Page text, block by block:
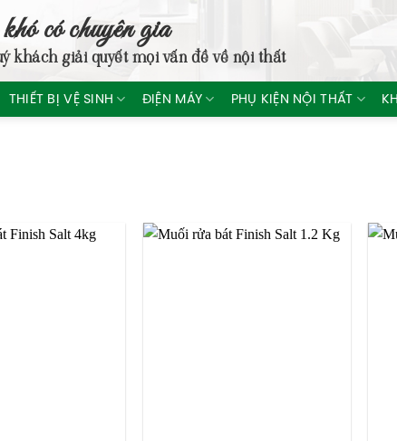
có chuyên gia
khách giải quyết mọi vấn đề về nội thất
THIẾT BỊ VỆ SINH ĐIỆN MÁY PHỤ KIỆN NỘI THẤT